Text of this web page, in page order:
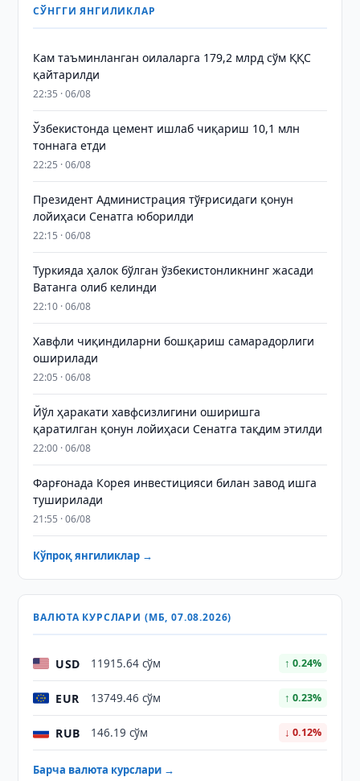
СЎНГГИ ЯНГИЛИКЛАР
Кам таъминланган оилаларга 179,2 млрд сўм ҚҚС
қайтарилди
22:35 · 06/08
Ўзбекистонда цемент ишлаб чиқариш 10,1 млн
тоннага етди
22:25 · 06/08
Президент Администрация тўғрисидаги қонун
лойиҳаси Сенатга юборилди
22:15 · 06/08
Туркияда ҳалок бўлган ўзбекистонликнинг жасади
Ватанга олиб келинди
22:10 · 06/08
Хавфли чиқиндиларни бошқариш самарадорлиги
оширилади
22:05 · 06/08
Йўл ҳаракати хавфсизлигини оширишга
қаратилган қонун лойиҳаси Сенатга тақдим этилди
22:00 · 06/08
Фарғонада Корея инвестицияси билан завод ишга
туширилади
21:55 · 06/08
Кўпроқ янгиликлар →
ВАЛЮТА КУРСЛАРИ (МБ, 07.08.2026)
USD 11915.64 сўм ↑ 0.24%
EUR 13749.46 сўм ↑ 0.23%
RUB 146.19 сўм ↓ 0.12%
Барча валюта курслари →